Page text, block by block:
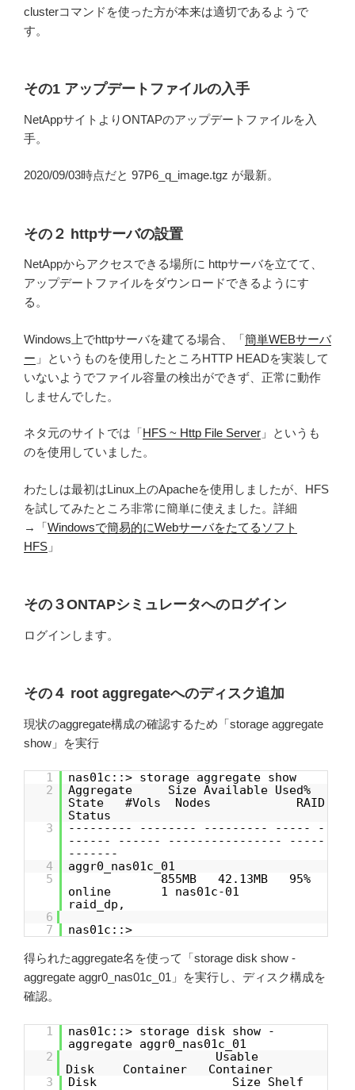
clusterコマンドを使った方が本来は適切であるようで
す。
その1 アップデートファイルの入手
NetAppサイトよりONTAPのアップデートファイルを入
手。
2020/09/03時点だと 97P6_q_image.tgz が最新。
その２ httpサーバの設置
NetAppからアクセスできる場所に httpサーバを立てて、
アップデートファイルをダウンロードできるようにす
る。
Windows上でhttpサーバを建てる場合、「簡単WEBサーバ
ー 」というものを使用したところHTTP HEADを実装して
いないようでファイル容量の検出ができず、正常に動作
しませんでした。
ネタ元のサイトでは「HFS ~ Http File Server 」というも
のを使用していました。
わたしは最初はLinux上のApacheを使用しましたが、HFS
を試してみたところ非常に簡単に使えました。詳細
→「Windowsで簡易的にWebサーバをたてるソフト
HFS 」
その３ONTAPシミュレータへのログイン
ログインします。
その４ root aggregateへのディスク追加
現状のaggregate構成の確認するため「storage aggregate
show」を実行
1
nas01c::> storage aggregate show
2
Aggregate Size Available Used%
State #Vols Nodes RAID
Status
3
--------- -------- --------- ----- -
------ ------ ---------------- -----
-------
4
aggr0_nas01c_01
5
855MB 42.13MB 95%
online 1 nas01c-01
raid_dp,
6
7
nas01c::>
得られたaggregate名を使って「storage disk show -
aggregate aggr0_nas01c_01」を実行し、ディスク構成を
確認。
1
nas01c::> storage disk show -
aggregate aggr0_nas01c_01
2
Usable
Disk Container Container
3
Disk Size Shelf